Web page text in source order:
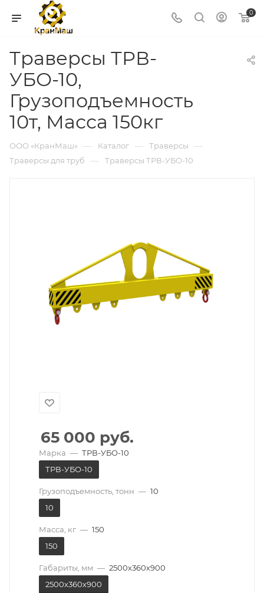
0
Траверсы ТРВ-
УБО-10,
Грузоподъемность
10т, Масса 150кг
ООО «КранМаш» — Каталог — Траверсы —
Траверсы для труб — Траверсы ТРВ-УБО-10
65 000 руб.
Марка — ТРВ-УБО-10
ТРВ-УБО-10
Грузоподъемность, тонн — 10
10
Масса, кг — 150
150
Габариты, мм — 2500х360х900
2500х360х900